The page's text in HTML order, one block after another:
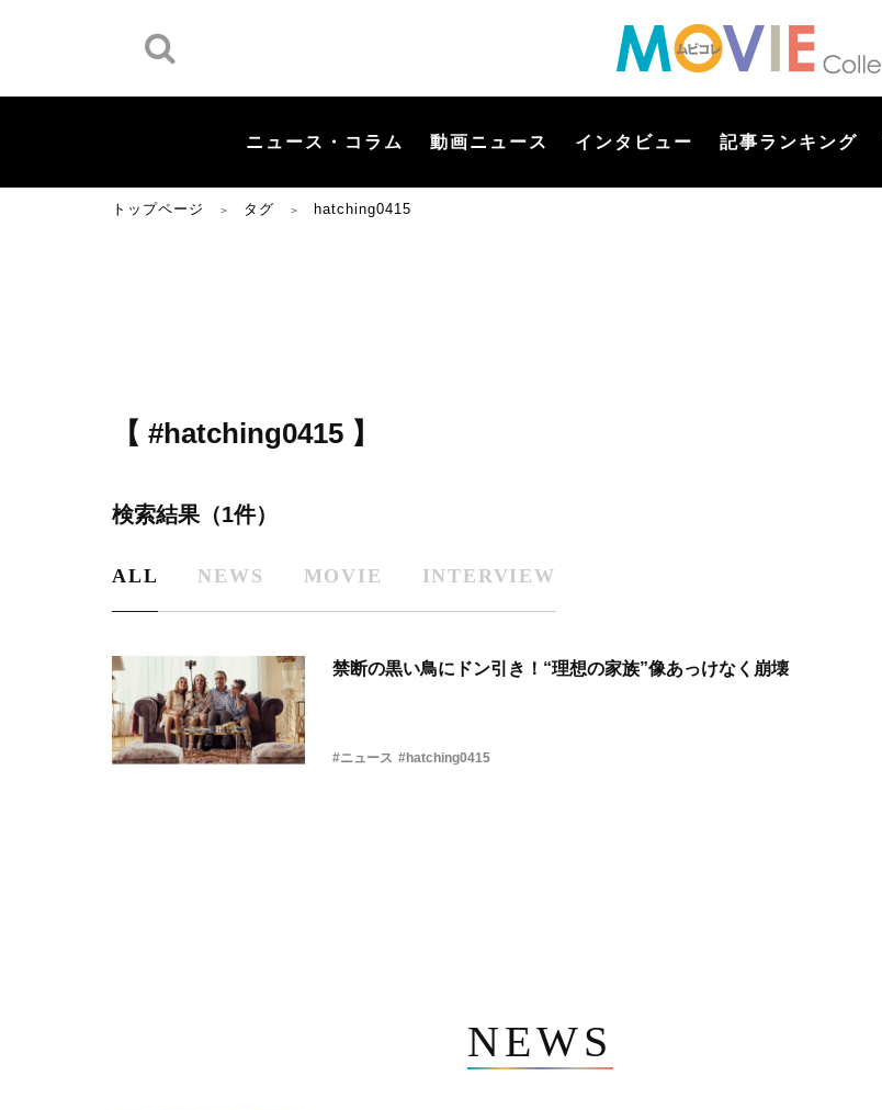
ニュース・コラム 動画ニュース インタビュー 記事ランキング
トップページ ＞ タグ ＞ hatching0415
【 #hatching0415 】
検索結果（1件）
ALL NEWS MOVIE INTERVIEW
禁断の黒い鳥にドン引き！“理想の家族”像あっけなく崩壊
#ニュース #hatching0415
NEWS